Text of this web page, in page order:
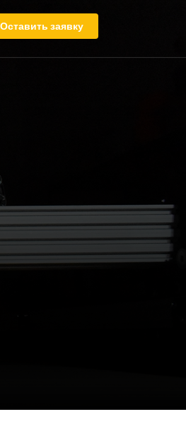
Оставить заявку